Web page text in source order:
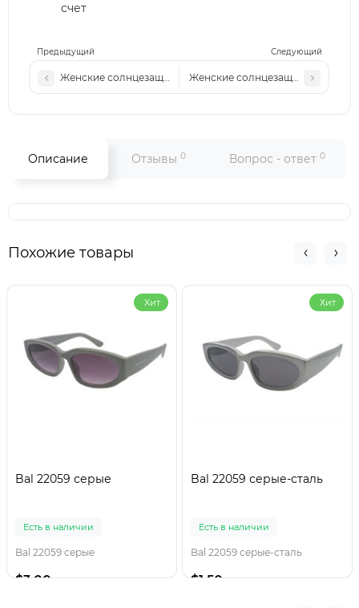
Предыдущий Следующий
Женские солнцезащитные очки Fen 2511 c7
Женские солнцезащитные очки
счет
Описание Отзывы 0 Вопрос - ответ 0
Похожие товары
Хит
Bal 22059 серые
Есть в наличии
Bal 22059 серые
$3.00
Хит
Bal 22059 серые-сталь
Есть в наличии
Bal 22059 серые-сталь
$1.50